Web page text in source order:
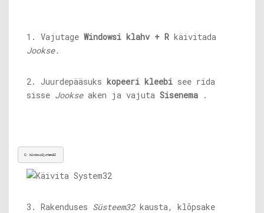
1. Vajutage Windowsi klahv + R käivitada
Jookse.
2. Juurdepääsuks kopeeri kleebi see rida
sisse Jookseaken ja vajuta Sisenema .
C: WindowsSystem32
3. Rakenduses Süsteem32kausta, klõpsake